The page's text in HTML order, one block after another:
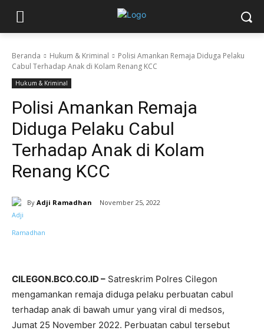
Beranda Hukum & Kriminal
Polisi Amankan Remaja Diduga Pelaku
Cabul Terhadap Anak di Kolam Renang KCC
Hukum & Kriminal
Polisi Amankan Remaja
Diduga Pelaku Cabul
Terhadap Anak di Kolam
Renang KCC
By Adji Ramadhan November 25, 2022
CILEGON.BCO.CO.ID – Satreskrim Polres Cilegon
mengamankan remaja diduga pelaku perbuatan cabul
terhadap anak di bawah umur yang viral di medsos,
Jumat 25 November 2022. Perbuatan cabul tersebut